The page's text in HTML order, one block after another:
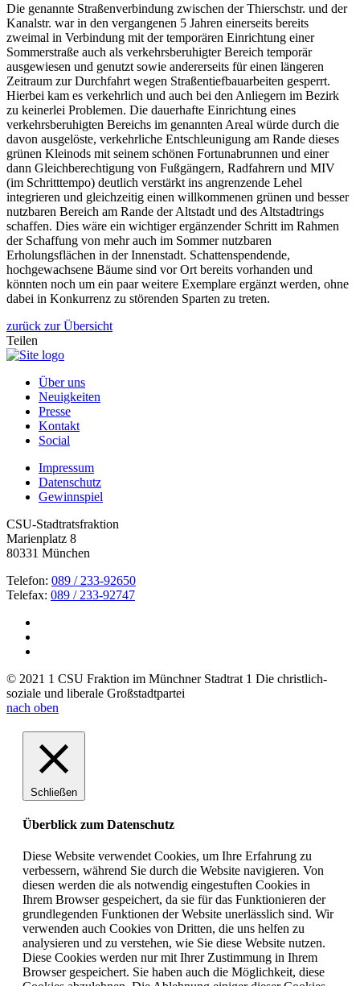
Die genannte Straßenverbindung zwischen der Thierschstr. und der
Kanalstr. war in den vergangenen 5 Jahren einerseits bereits
zweimal in Verbindung mit der temporären Einrichtung einer
Sommerstraße auch als verkehrsberuhigter Bereich temporär
ausgewiesen und genutzt sowie andererseits für einen längeren
Zeitraum zur Durchfahrt wegen Straßentiefbauarbeiten gesperrt.
Hierbei kam es verkehrlich und auch bei den Anliegern im Bezirk
zu keinerlei Problemen. Die dauerhafte Einrichtung eines
verkehrsberuhigten Bereichs im genannten Areal würde durch die
davon ausgelöste, verkehrliche Entschleunigung am Rande dieses
grünen Kleinods mit seinem schönen Fortunabrunnen und einer
dann Gleichberechtigung von Fußgängern, Radfahrern und MIV
(im Schritttempo) deutlich verstärkt ins angrenzende Lehel
integrieren und gleichzeitig einen willkommenen grünen und besser
nutzbaren Bereich am Rande der Altstadt und des Altstadtrings
schaffen. Dies wäre ein wichtiger ergänzender Schritt im Rahmen
der Schaffung von mehr auch im Sommer nutzbaren
Erholungsflächen in der Innenstadt. Schattenspendende,
hochgewachsene Bäume sind vor Ort bereits vorhanden und
könnten noch um ein paar weitere Exemplare ergänzt werden, ohne
dabei in Konkurrenz zu störenden Sparten zu treten.
zurück zur Übersicht
Teilen
Über uns
Neuigkeiten
Presse
Kontakt
Social
Impressum
Datenschutz
Gewinnspiel
CSU-Stadtratsfraktion
Marienplatz 8
80331 München
Telefon: 089 / 233-92650
Telefax: 089 / 233-92747
© 2021 1 CSU Fraktion im Münchner Stadtrat 1 Die christlich-
soziale und liberale Großstadtpartei
nach oben
Schließen
Überblick zum Datenschutz
Diese Website verwendet Cookies, um Ihre Erfahrung zu
verbessern, während Sie durch die Website navigieren. Von
diesen werden die als notwendig eingestuften Cookies in
Ihrem Browser gespeichert, da sie für das Funktionieren der
grundlegenden Funktionen der Website unerlässlich sind. Wir
verwenden auch Cookies von Dritten, die uns helfen zu
analysieren und zu verstehen, wie Sie diese Website nutzen.
Diese Cookies werden nur mit Ihrer Zustimmung in Ihrem
Browser gespeichert. Sie haben auch die Möglichkeit, diese